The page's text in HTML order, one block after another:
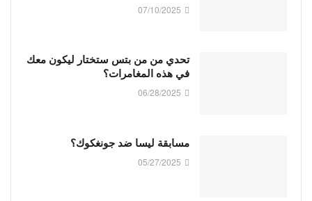
07/10/2025
تحدي من من بتس ستختار ليكون معك
في هذه المغامرات؟
06/28/2025
مسابقة ليسا ضد جونغكوك؟
05/27/2025